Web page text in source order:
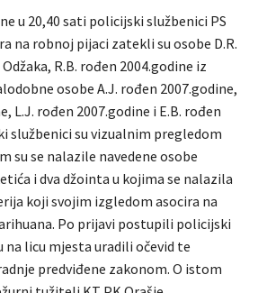
u 20,40 sati policijski službenici PS
na robnoj pijaci zatekli su osobe D.R.
R.B. rođen 2004.godine iz
osobe A.J. rođen 2007.godine,
L.J. rođen 2007.godine i E.B. rođen
službenici su vizualnim pregledom
su se nalazile navedene osobe
i dva džointa u kojima se nalazila
koji svojim izgledom asocira na
Po prijavi postupili policijski
na licu mjesta uradili očevid te
predviđene zakonom. O istom